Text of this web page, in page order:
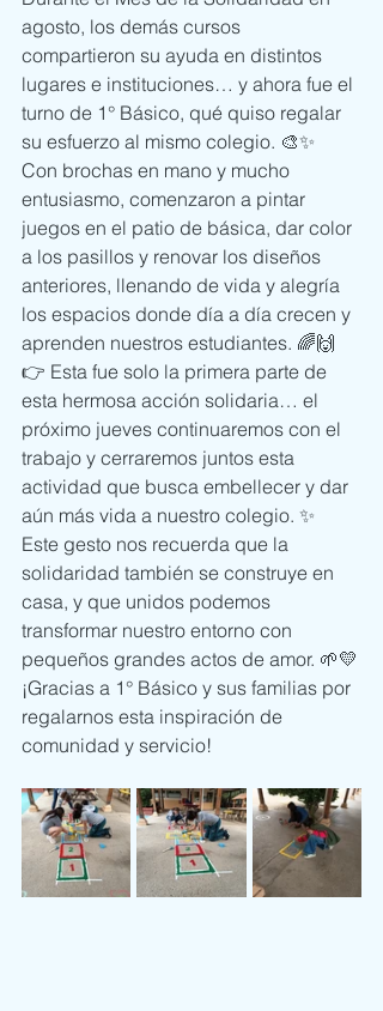
agosto, los demás cursos
compartieron su ayuda en distintos
lugares e instituciones… y ahora fue el
turno de 1° Básico, qué quiso regalar
su esfuerzo al mismo colegio. 🎨✨
Con brochas en mano y mucho
entusiasmo, comenzaron a pintar
juegos en el patio de básica, dar color
a los pasillos y renovar los diseños
anteriores, llenando de vida y alegría
los espacios donde día a día crecen y
aprenden nuestros estudiantes. 🌈🙌
👉 Esta fue solo la primera parte de
esta hermosa acción solidaria… el
próximo jueves continuaremos con el
trabajo y cerraremos juntos esta
actividad que busca embellecer y dar
aún más vida a nuestro colegio. ✨
Este gesto nos recuerda que la
solidaridad también se construye en
casa, y que unidos podemos
transformar nuestro entorno con
pequeños grandes actos de amor. 🌱💛
¡Gracias a 1° Básico y sus familias por
regalarnos esta inspiración de
comunidad y servicio!